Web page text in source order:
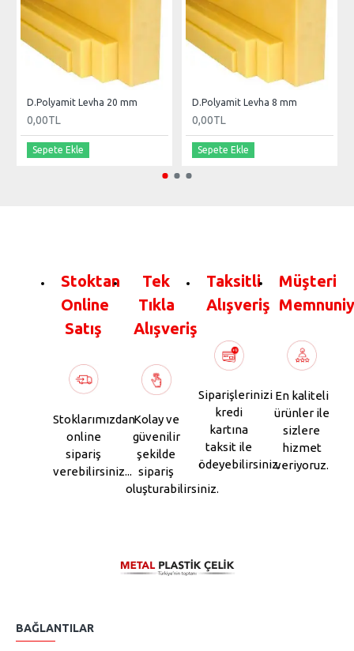
D.Polyamit Levha 20 mm
0,00TL
Sepete Ekle
D.Polyamit Levha 8 mm
0,00TL
Sepete Ekle
Stoktan
Online
Satış
Stoklarımızdan
online
sipariş
verebilirsiniz...
Tek
Tıkla
Alışveriş
Kolay ve
güvenilir
şekilde
sipariş
oluşturabilirsiniz.
Taksitli
Alışveriş
Siparişlerinizi
kredi
kartına
taksit ile
ödeyebilirsiniz.
Müşteri
En kaliteli
ürünler ile
sizlere
hizmet
veriyoruz.
BAĞLANTILAR